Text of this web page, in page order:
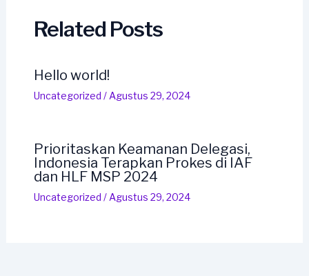
Related Posts
Hello world!
Uncategorized / Agustus 29, 2024
Prioritaskan Keamanan Delegasi,
Indonesia Terapkan Prokes di IAF
dan HLF MSP 2024
Uncategorized / Agustus 29, 2024